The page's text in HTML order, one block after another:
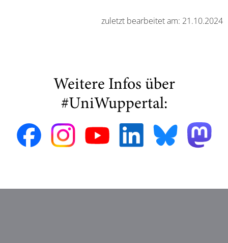
zuletzt bearbeitet am: 21.10.2024
Weitere Infos über
#UniWuppertal: